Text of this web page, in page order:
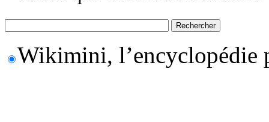
Wikimini, l’encyclopédie